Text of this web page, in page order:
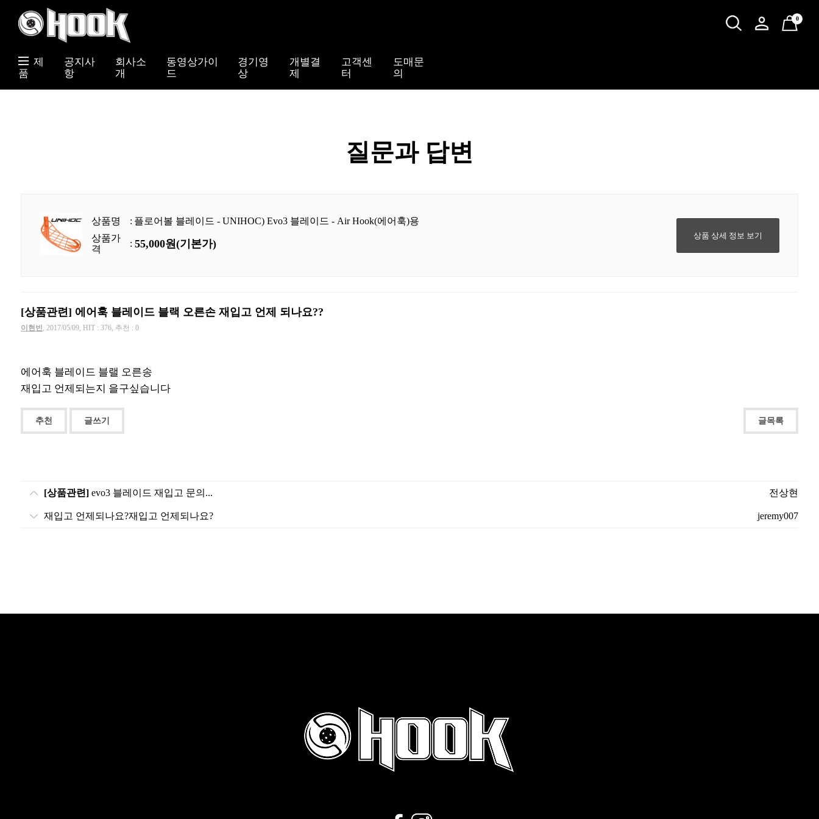
0
제
품
공지사
항
회사소
개
동영상가이
드
경기영
상
개별결
제
고객센
터
도매문
의
질문과 답변
상품명 : 플로어볼 블레이드 - UNIHOC) Evo3 블레이드 - Air Hook(에어훅)용
상품가
격
: 55,000원(기본가)
상품 상세 정보 보기
[상품관련] 에어훅 블레이드 블랙 오른손 재입고 언제 되나요??
이현빈, 2017/05/09, HIT : 376, 추천 : 0
에어훅 블레이드 블랠 오른송
재입고 언제되는지 을구싶습니다
추천 글쓰기 글목록
[상품관련]evo3 블레이드 재입고 문의... 전상현
재입고 언제되나요?재입고 언제되나요? jeremy007